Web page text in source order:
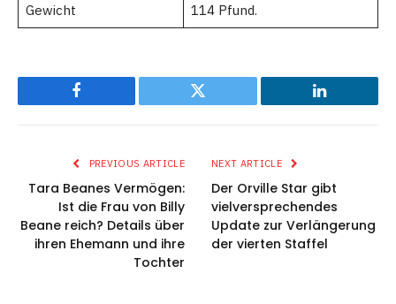
Gewicht 114 Pfund.
Facebook Twitter LinkedIn
PREVIOUS ARTICLE
Tara Beanes Vermögen:
Ist die Frau von Billy
Beane reich? Details über
ihren Ehemann und ihre
Tochter
NEXT ARTICLE
Der Orville Star gibt
vielversprechendes
Update zur Verlängerung
der vierten Staffel